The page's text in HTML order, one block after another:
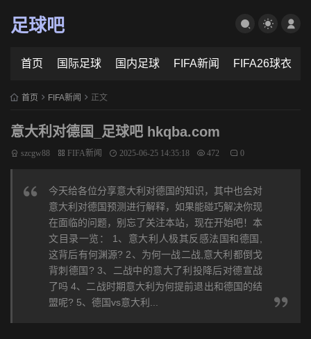
足球吧
首页 国际足球 国内足球 FIFA新闻 FIFA26球衣
首页 FIFA新闻 正文
意大利对德国_足球吧 hkqba.com
szcgw88 FIFA新闻 2025-06-25 14:35:18 472 0
今天给各位分享意大利对德国的知识，其中也会对
意大利对德国预测进行解释，如果能碰巧解决你现
在面临的问题，别忘了关注本站，现在开始吧！本
文目录一览： 1、意大利人极其反感法国和德国,
这背后有何渊源? 2、为何一战二战,意大利都倒戈
背刺德国? 3、二战中的意大了利投降后对德宣战
了吗 4、二战时期意大利为何提前退出和德国的结
盟呢? 5、德国vs意大利...